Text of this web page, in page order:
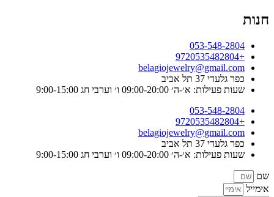
חנות
053-548-2804
+9720535482804
belagiojewelry@gmail.com
כפר גלעדי 37 תל אביב
שעות פעילות: א׳-ה׳ 09:00-20:00 ו׳ וערבי חג 9:00-15:00
053-548-2804
+9720535482804
belagiojewelry@gmail.com
כפר גלעדי 37 תל אביב
שעות פעילות: א׳-ה׳ 09:00-20:00 ו׳ וערבי חג 9:00-15:00
שם
אימייל